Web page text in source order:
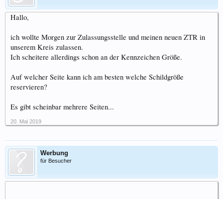
Hallo,
ich wollte Morgen zur Zulassungsstelle und meinen neuen ZTR in
unserem Kreis zulassen.
Ich scheitere allerdings schon an der Kennzeichen Größe.
Auf welcher Seite kann ich am besten welche Schildgröße
reservieren?
Es gibt scheinbar mehrere Seiten...
20. Mai 2019
Werbung
für Besucher